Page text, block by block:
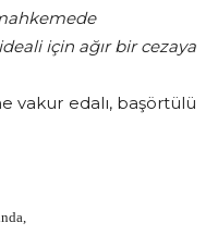
için ağır bir cezaya
vakur edalı, başörtülü